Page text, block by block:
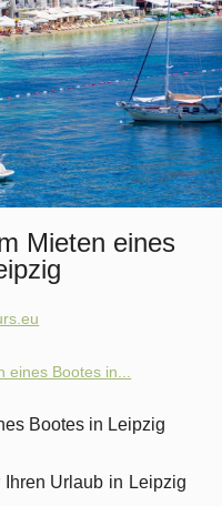
Mieten eines
Bootes in...
Bootes in Leipzig
Ihren Urlaub in Leipzig